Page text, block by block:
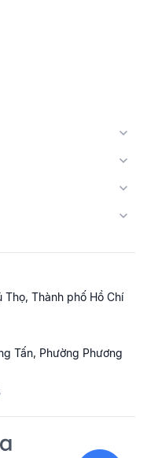
Thành phố Hồ Chí
Tấn, Phường Phương